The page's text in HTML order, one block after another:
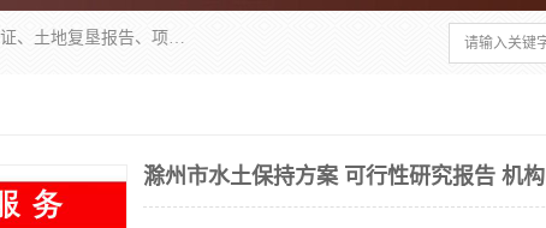
公司主营业务有地质灾害评估报告、节能评估报告、水土保持验收、水资源论证、土地复垦报告、项目可行性研究报告等。是经国家工商总局批准，在法律、法规、决定规定禁止的不得经营；法律、法规、决定规定应当许可（审批）的，经审批机关批准后凭许可（审批）文件经营;法律、法规，市场主体自主选择经营。
滁州市水土保持方案 可行性研究报告 机构